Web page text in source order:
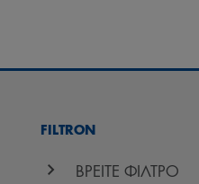
FILTRON
ΒΡΕΙΤΕ ΦΙΛΤΡΟ